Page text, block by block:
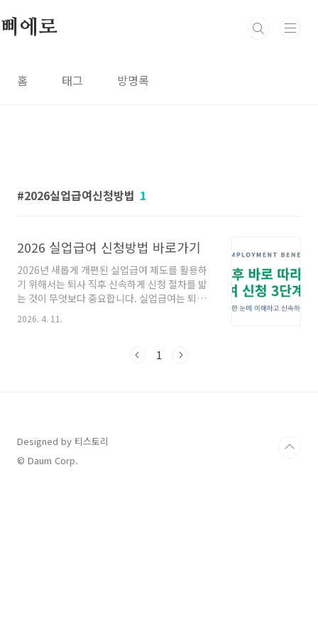
삐에로
홈 태그 방명록
2026실업급여신청방법 1
2026 실업급여 신청방법 바로가기
2026년 새롭게 개편된 실업급여 제도를 활용하
기 위해서는 퇴사 직후 신속하게 신청 절차를 밟
는 것이 무엇보다 중요합니다. 실업급여는 퇴사
후 12개월이 지나면 수급권이 소멸되므로, 아래
안내해 드리는 단계별 신청 방법과 온라인 바로
니다.1단계: 퇴사 후 서류 처리 확인 (사업주 요
실을 알리는 서류입니다.이직확인서: 퇴사 사유
와 평균 임금, 피보험 단위기간(180일 여부)을 증
명하는 핵심 서류입니다.서류 처리가 완료되었는
2026. 4. 11.
1
Designed by 티스토리
© Daum Corp.